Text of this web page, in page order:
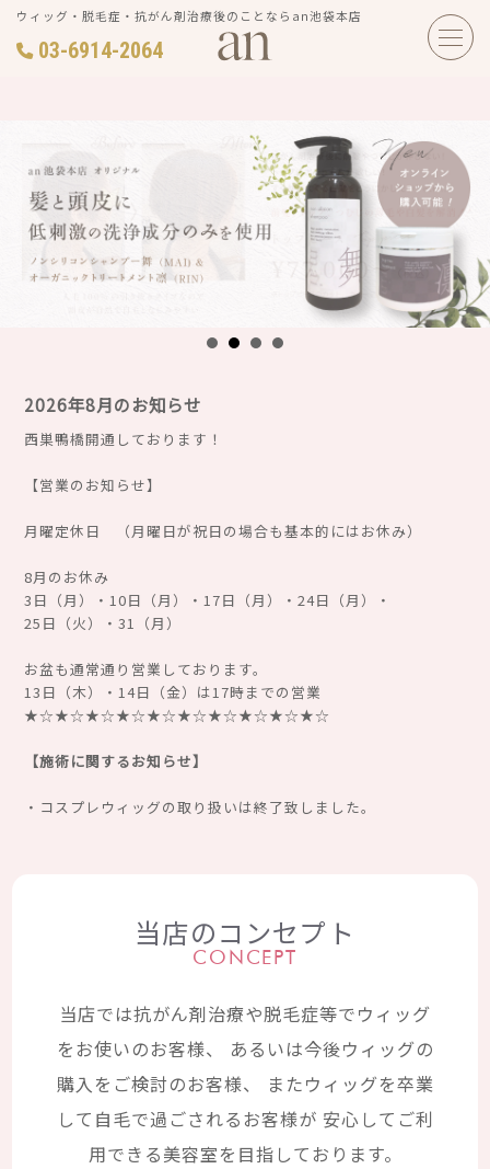
ウィッグ・脱毛症・抗がん剤治療後のことならan池袋本店
03-6914-2064
2026年8月のお知らせ
西巣鴨橋開通しております！
【営業のお知らせ】
月曜定休日 （月曜日が祝日の場合も基本的にはお休み）
8月のお休み
3日（月）・10日（月）・17日（月）・24日（月）・
25日（火）・31（月）
お盆も通常通り営業しております。
13日（木）・14日（金）は17時までの営業
★☆★☆★☆★☆★☆★☆★☆★☆★☆★☆
【施術に関するお知らせ】
・コスプレウィッグの取り扱いは終了致しました。
CONCEPT
当店のコンセプト
当店では抗がん剤治療や脱毛症等でウィッグ
をお使いのお客様、
あるいは今後ウィッグの
購入をご検討のお客様、
またウィッグを卒業
して自毛で過ごされるお客様が 安心してご利
用できる美容室を目指しております。